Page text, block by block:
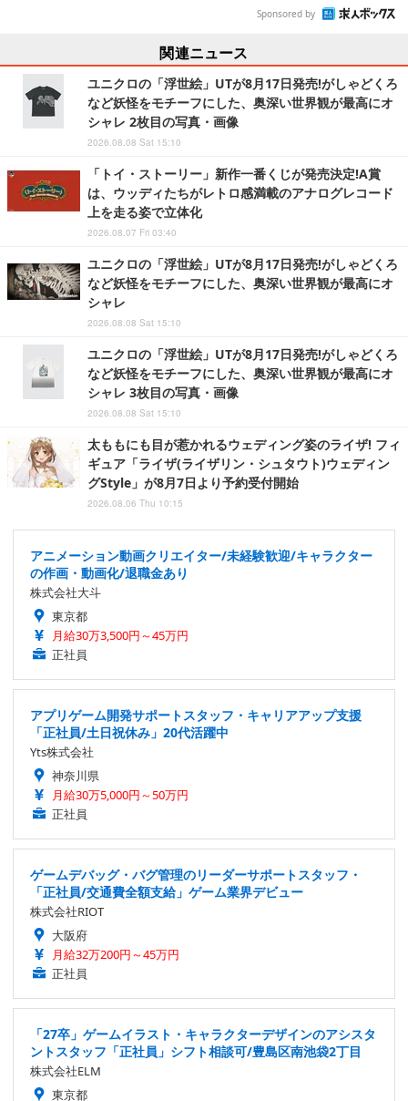
Sponsored by
関連ニュース
ユニクロの「浮世絵」UTが8月17日発売!がしゃどくろ
など妖怪をモチーフにした、奥深い世界観が最高にオ
シャレ 2枚目の写真・画像
2026.08.08 Sat 15:10
「トイ・ストーリー」新作一番くじが発売決定!A賞
は、ウッディたちがレトロ感満載のアナログレコード
上を走る姿で立体化
2026.08.07 Fri 03:40
ユニクロの「浮世絵」UTが8月17日発売!がしゃどくろ
など妖怪をモチーフにした、奥深い世界観が最高にオ
シャレ
2026.08.08 Sat 15:10
ユニクロの「浮世絵」UTが8月17日発売!がしゃどくろ
など妖怪をモチーフにした、奥深い世界観が最高にオ
シャレ 3枚目の写真・画像
2026.08.08 Sat 15:10
太ももにも目が惹かれるウェディング姿のライザ! フィ
ギュア「ライザ(ライザリン・シュタウト)ウェディン
グStyle」が8月7日より予約受付開始
2026.08.06 Thu 10:15
アニメーション動画クリエイター/未経験歓迎/キャラクター
の作画・動画化/退職金あり
株式会社大斗
東京都
月給30万3,500円～45万円
正社員
アプリゲーム開発サポートスタッフ・キャリアアップ支援
「正社員/土日祝休み」20代活躍中
Yts株式会社
神奈川県
月給30万5,000円～50万円
正社員
ゲームデバッグ・バグ管理のリーダーサポートスタッフ・
「正社員/交通費全額支給」ゲーム業界デビュー
株式会社RIOT
大阪府
月給32万200円～45万円
正社員
「27卒」ゲームイラスト・キャラクターデザインのアシスタ
ントスタッフ「正社員」シフト相談可/豊島区南池袋2丁目
株式会社ELM
東京都